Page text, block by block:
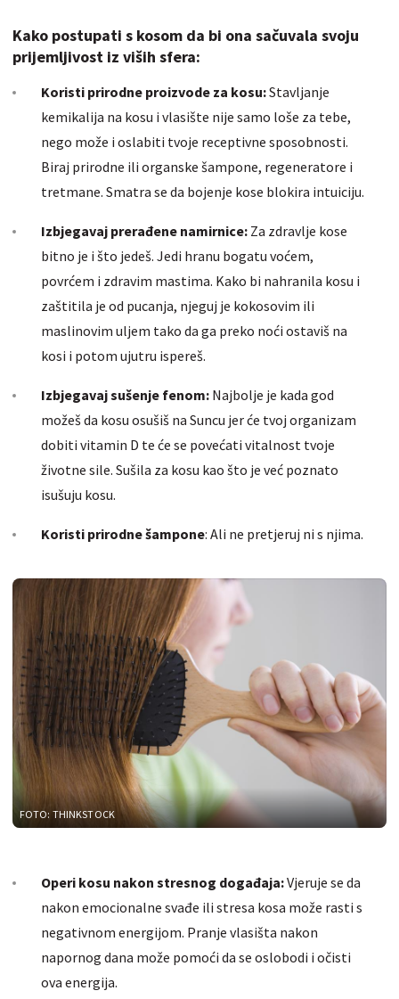
Kako postupati s kosom da bi ona sačuvala svoju
prijemljivost iz viših sfera:
Koristi prirodne proizvode za kosu:Stavljanje
kemikalija na kosu i vlasište nije samo loše za tebe,
nego može i oslabiti tvoje receptivne sposobnosti.
Biraj prirodne ili organske šampone, regeneratore i
tretmane. Smatra se da bojenje kose blokira intuiciju.
Izbjegavaj prerađene namirnice: Za zdravlje kose
bitno je i što jedeš. Jedi hranu bogatu voćem,
povrćem i zdravim mastima. Kako bi nahranila kosu i
zaštitila je od pucanja, njeguj je kokosovim ili
maslinovim uljem tako da ga preko noći ostaviš na
kosi i potom ujutru ispereš.
Izbjegavaj sušenje fenom: Najbolje je kada god
možeš da kosu osušiš na Suncu jer će tvoj organizam
dobiti vitamin D te će se povećati vitalnost tvoje
životne sile. Sušila za kosu kao što je već poznato
isušuju kosu.
Koristi prirodne šampone: Ali ne pretjeruj ni s njima.
FOTO: THINKSTOCK
Operi kosu nakon stresnog događaja:Vjeruje se da
nakon emocionalne svađe ili stresa kosa može rasti s
negativnom energijom. Pranje vlasišta nakon
napornog dana može pomoći da se oslobodi i očisti
ova energija.